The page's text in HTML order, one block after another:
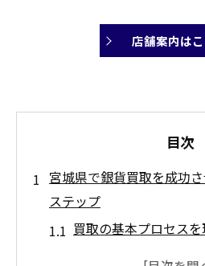
店舗案内は
目次
宮城県で銀貨買取を成功
ステップ
買取の基本プロセス
銀貨の種類を把握する